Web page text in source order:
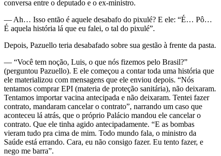
conversa entre o deputado e o ex-ministro.
— Ah… Isso então é aquele desabafo do pixulé? E ele: “É… Pô…
É aquela história lá que eu falei, o tal do pixulé”.
Depois, Pazuello teria desabafado sobre sua gestão à frente da pasta.
— “Você tem noção, Luis, o que nós fizemos pelo Brasil?”
(perguntou Pazuello). E ele começou a contar toda uma história que
ele materializou com mensagens que ele enviou depois. “Nós
tentamos comprar EPI (materia de proteção sanitária), não deixaram.
Tentamos importar vacina antecipada e não deixaram. Tentei fazer
contrato, mandaram cancelar o contrato”, narrando um caso que
aconteceu lá atrás, que o próprio Palácio mandou ele cancelar o
contrato. Que ele tinha agido antecipadamente. “E as bombas
vieram tudo pra cima de mim. Todo mundo fala, o ministro da
Saúde está errando. Cara, eu não consigo fazer. Eu tento fazer, e
nego me barra”.